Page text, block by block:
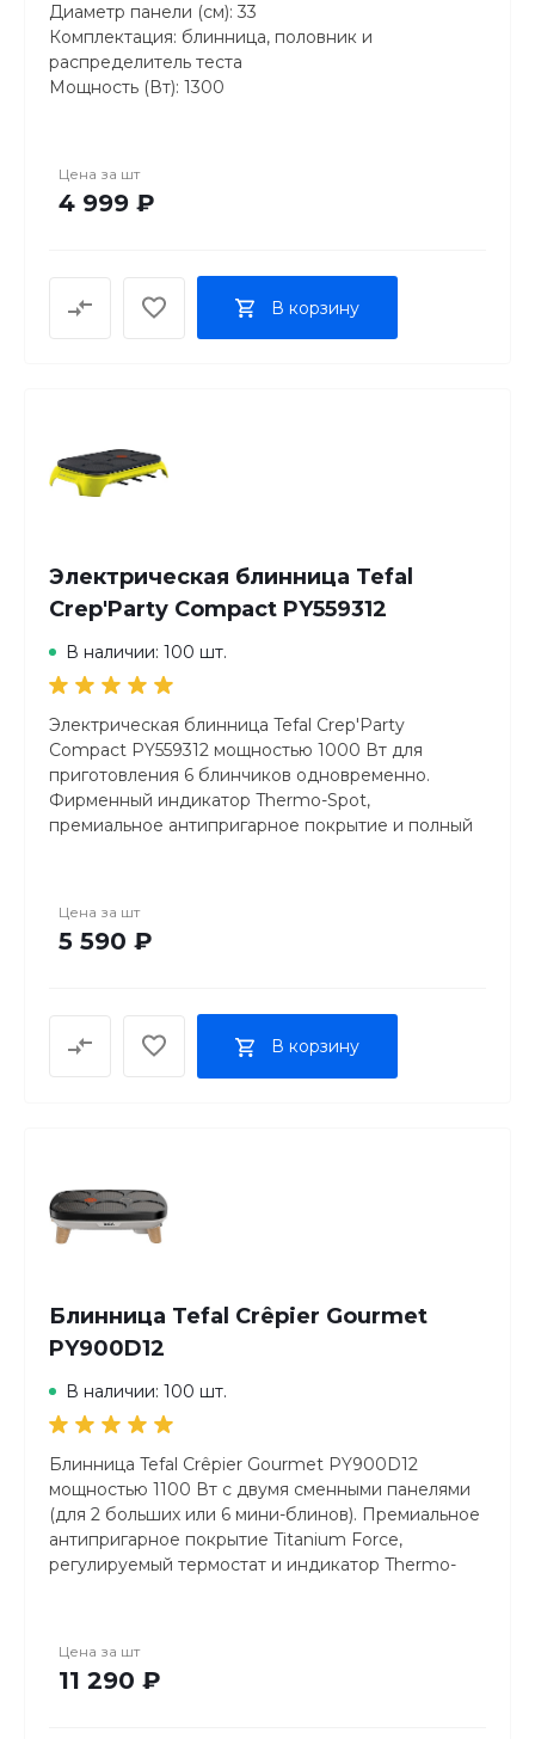
Диаметр панели (см): 33
Комплектация: блинница, половник и
распределитель теста
Мощность (Вт): 1300
Гарантия: 2 года
Цена за шт
4 999 ₽
В корзину
Электрическая блинница Tefal
Crep'Party Compact PY559312
В наличии: 100 шт.
Электрическая блинница Tefal Crep'Party
Compact PY559312 мощностью 1000 Вт для
приготовления 6 блинчиков одновременно.
Фирменный индикатор Thermo-Spot,
премиальное антипригарное покрытие и полный
праздников.
Цена за шт
5 590 ₽
В корзину
Блинница Tefal Crêpier Gourmet
PY900D12
В наличии: 100 шт.
Блинница Tefal Crêpier Gourmet PY900D12
мощностью 1100 Вт с двумя сменными панелями
(для 2 больших или 6 мини-блинов). Премиальное
антипригарное покрытие Titanium Force,
регулируемый термостат и индикатор Thermo-
Цена за шт
11 290 ₽